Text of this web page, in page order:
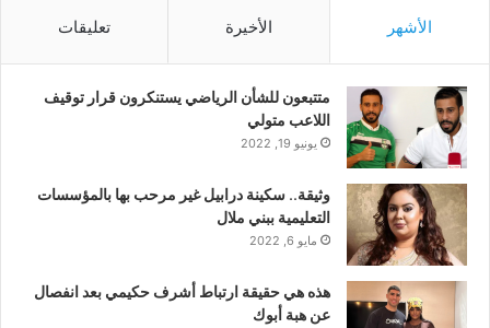
الأشهر الأخيرة تعليقات
متتبعون للشأن الرياضي يستنكرون قرار توقيف
اللاعب متولي
يونيو 19, 2022
وثيقة.. سكينة درابيل غير مرحب بها بالمؤسسات
التعليمية ببني ملال
مايو 6, 2022
هذه هي حقيقة ارتباط أشرف حكيمي بعد انفصال
عن هبة أبوك